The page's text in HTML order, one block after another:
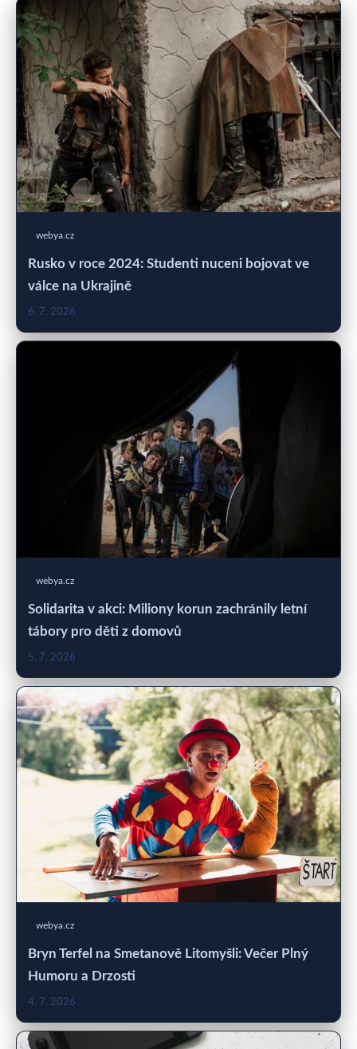
webya.cz
Rusko v roce 2024: Studenti nuceni bojovat ve
válce na Ukrajině
6. 7. 2026
webya.cz
Solidarita v akci: Miliony korun zachránily letní
tábory pro děti z domovů
5. 7. 2026
webya.cz
Bryn Terfel na Smetanově Litomyšli: Večer Plný
Humoru a Drzosti
4. 7. 2026